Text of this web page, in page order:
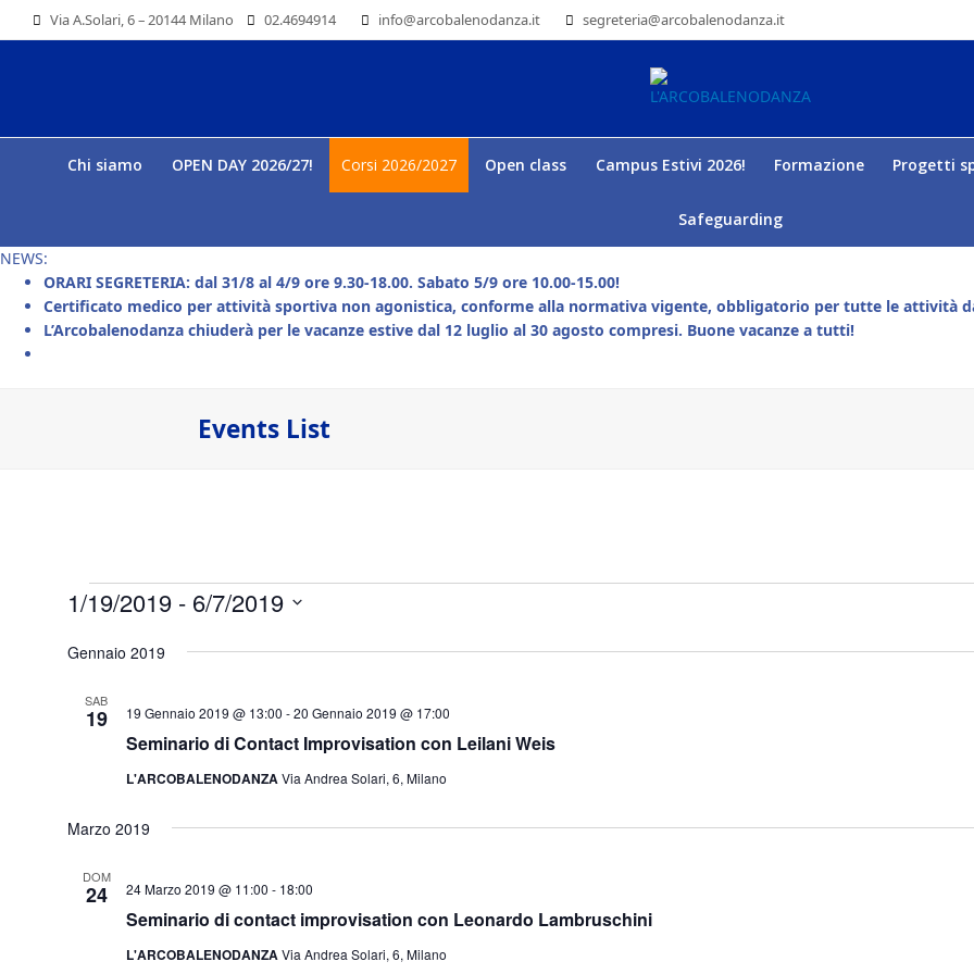
Via A.Solari, 6 – 20144 Milano 02.4694914 info@arcobalenodanza.it segreteria@arcobalenodanza.it
Chi siamo OPEN DAY 2026/27! Corsi 2026/2027 Open class Campus Estivi 2026! Formazione Progetti
Safeguarding
NEWS:
ORARI SEGRETERIA: dal 31/8 al 4/9 ore 9.30-18.00. Sabato 5/9 ore 10.00-15.00!
Certificato medico per attività sportiva non agonistica, conforme alla normativa vigente, obbligatorio per tutte le attività
L’Arcobalenodanza chiuderà per le vacanze estive dal 12 luglio al 30 agosto compresi. Buone vacanze a tutti!
Events List
Eventi
1/19/2019 - 6/7/2019
la
Gennaio 2019
SAB
19
Seminario di Contact Improvisation con Leilani Weis
19 Gennaio 2019 @ 13:00 -20 Gennaio 2019 @ 17:00
L'ARCOBALENODANZAVia Andrea Solari, 6, Milano
Marzo 2019
DOM
24
Seminario di contact improvisation con Leonardo Lambruschini
24 Marzo 2019 @ 11:00 - 18:00
L'ARCOBALENODANZAVia Andrea Solari, 6, Milano